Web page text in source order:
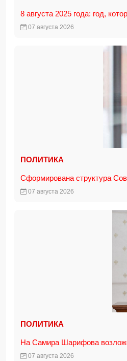
8 августа 2025 года: год,
07 августа 2026
ПОЛИТИКА
Сформирована структура
07 августа 2026
ПОЛИТИКА
На Самира Шарифова
07 августа 2026